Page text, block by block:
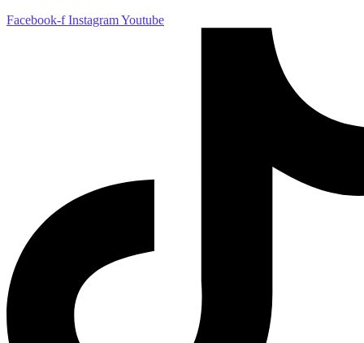
Facebook-f InstagramYoutube